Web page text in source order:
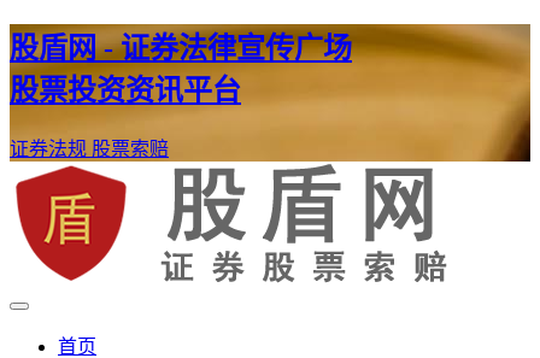
股盾网 - 证券法律宣传广场
股票投资资讯平台
证券法规 股票索赔
股盾网
证券股票维权网
首页